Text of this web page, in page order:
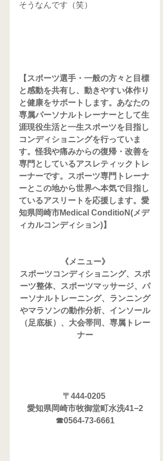
そうなんです（笑）
【スポーツ選手・一般の方々と目標
と感動を共有し、動きやすい体作り
と健康をサポートします。あなたの
専属パーソナルトレーナーとして生
涯現役生活と一生スポーツを目指し
コンディショニングを行っていま
す。怪我や痛みからの復帰・改善を
専門としているアスレティックトレ
ーナーです。スポーツ専門トレーナ
ーとこの地から世界へ本気で目指し
ているアスリートを応援します。愛
知県岡崎市Medical ConditioN(メデ
ィカルコンディション)】
《メニュー》
スポーツコンディショニング、スポ
ーツ整体、スポーツマッサージ、パ
ーソナルトレーニング、ランニング
やマラソンの動作分析、インソール
（足底板）、大会帯同、専属トレー
ナー
〒444-0205
愛知県岡崎市牧御堂町水洗41−2
☎0564-73-6661